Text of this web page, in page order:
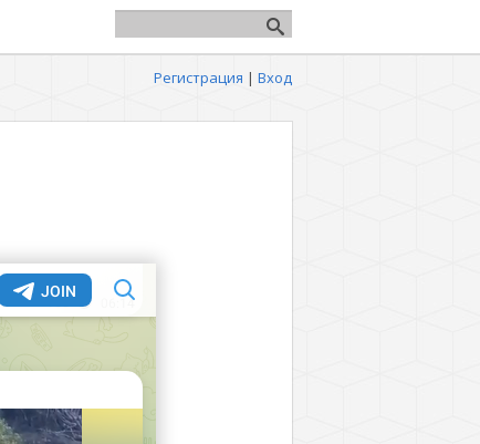
Регистрация | Вход